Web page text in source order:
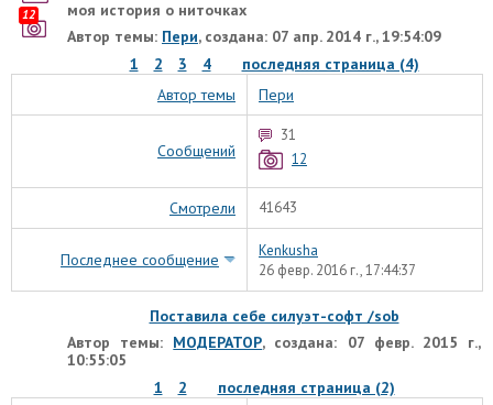
моя история о ниточках
Автор темы: Пери, создана: 07 апр. 2014 г., 19:54:09
1
2 3 4 последняя страница (4)
12
Автор темы Пери
Сообщений
31
12
Смотрели 41643
Последнее сообщение
Kenkusha
26 февр. 2016 г., 17:44:37
Поставила себе силуэт-софт /sob
Автор темы: МОДЕРАТОР, создана: 07 февр. 2015 г.,
10:55:05
1
2
последняя страница (2)